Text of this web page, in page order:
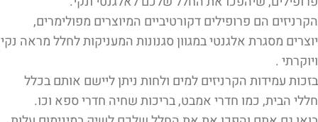
הקרניזים הם פרופילים דקורטיביים המיוצרים מפולימרים,
יוצרים מסגרת אלגנטי במגוון סגנונות המעניקות לחלל מראה נקי
ויוקרתי .
בזכות עמידות הקרניזים למים ולחות ניתן ליישם אותם בכלל
חללי הבית, כמו חדרי אמבט, בריכות שחיה חדרי ספא וכו.